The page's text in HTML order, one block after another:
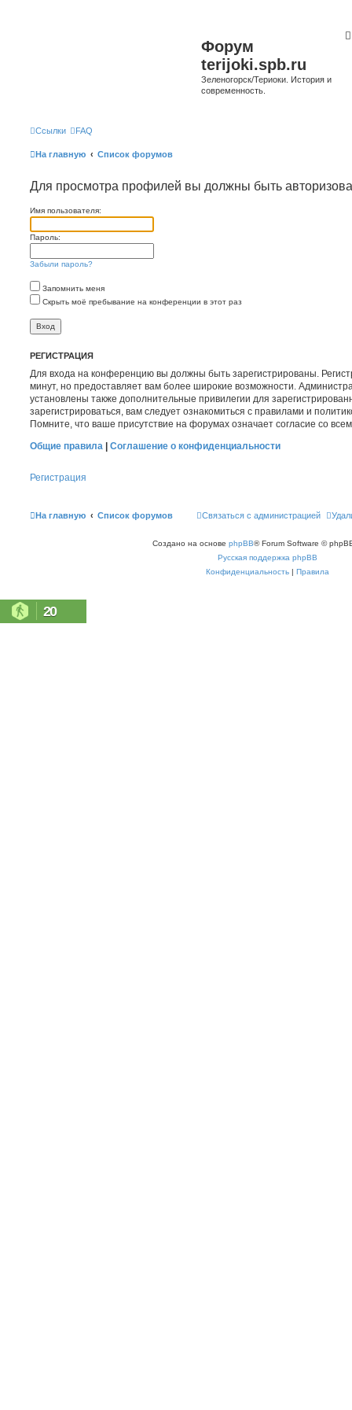
Форум
terijoki.spb.ru
Зеленогорск/Териоки. История и
современность.
Ссылки FAQ
На главную Список форумов
Для просмотра профилей вы должны быть
Имя пользователя:
Пароль:
Забыли пароль?
Запомнить меня
Скрыть моё пребывание на конференции в этот раз
РЕГИСТРАЦИЯ
Для входа на конференцию вы должны быть зарегистрированы.
минут, но предоставляет вам более широкие возможности.
установлены также дополнительные привилегии для
зарегистрироваться, вам следует ознакомиться с правилами и
Помните, что ваше присутствие на форумах означает согласие со
Общие правила
Соглашение о конфиденциальности
Регистрация
На главную Список форумов Связаться с администрацией
Создано на основе phpBB® Forum Software ©
Русская поддержка phpBB
Конфиденциальность | Правила
20